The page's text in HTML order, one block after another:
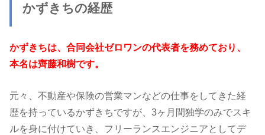
かずきちの経歴
かずきちは、合同会社ゼロワンの代表者を務めており、
本名は齊藤和樹です。
元々、不動産や保険の営業マンなどの仕事をしてきた経
歴を持っているかずきちですが、3ヶ月間独学のみでスキ
ルを身に付けていき、フリーランスエンジニアとしてデ